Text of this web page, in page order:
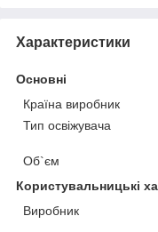
Характеристики
Основні
Країна виробник
Тип освіжувача
Об`єм
Користувальницькі
Виробник